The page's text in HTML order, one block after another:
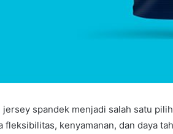
jersey spandek menjadi salah satu
fleksibilitas, kenyamanan, dan daya